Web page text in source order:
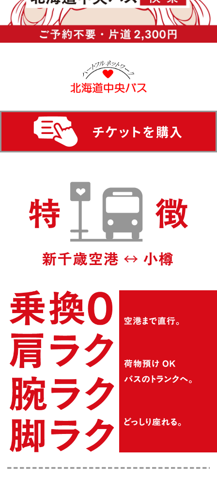
チケットを購入